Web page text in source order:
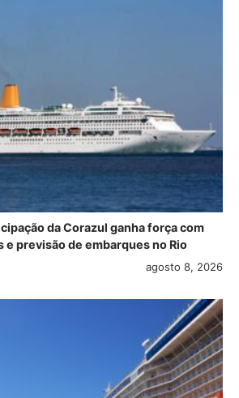
da Corazul ganha força com
e previsão de embarques no Rio
agosto 8, 2026